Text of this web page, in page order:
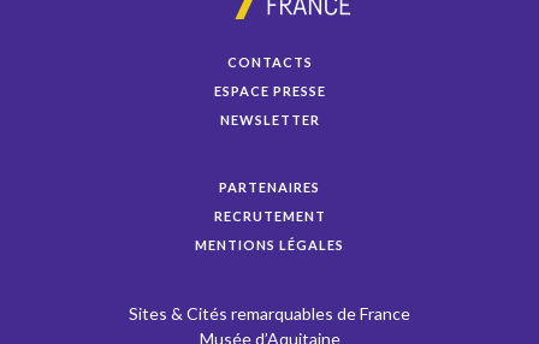
CONTACTS
ESPACE PRESSE
NEWSLETTER
PARTENAIRES
RECRUTEMENT
MENTIONS LÉGALES
Sites & Cités remarquables de France
Musée d’Aquitaine